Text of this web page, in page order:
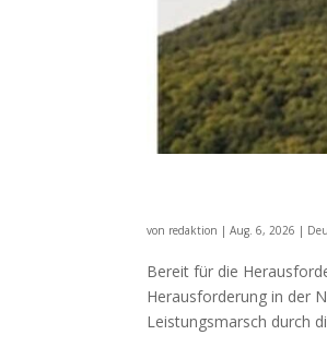
von redaktion |Aug. 6, 2026 |
Bereit für die
Herausforderung in der
Leistungsmarsch durch